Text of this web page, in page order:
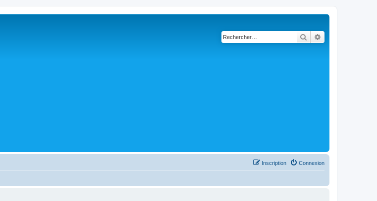
Rechercher
Connexion
Inscription